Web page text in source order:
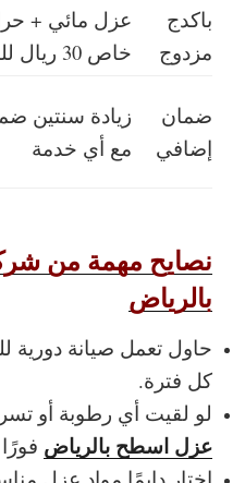
باكدج
مزدوج
عزل مائي +
خاص 30 ريال للمتر
ضمان
إضافي
زيادة سنتين
مع أي خدمة
نصايح مهمة من
بالرياض
حاول تعمل صيانة
كل فترة.
لو لقيت أي رطوبة أو
عزل اسطح بالرياض